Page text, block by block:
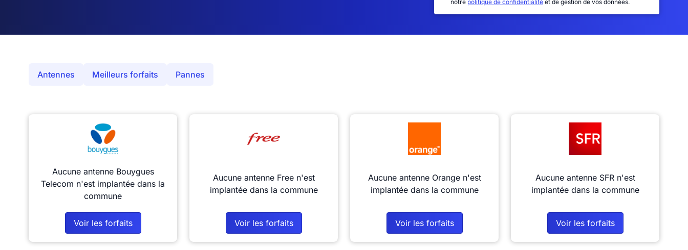
notre politique de confidentialité et de gestion de vos données.
Antennes Meilleurs forfaits Pannes
Aucune antenne Bouygues
Telecom n'est implantée dans la
commune
Voir les forfaits
Aucune antenne Free n'est
implantée dans la commune
Voir les forfaits
Aucune antenne Orange n'est
implantée dans la commune
Voir les forfaits
Aucune antenne SFR n'est
implantée dans la commune
Voir les forfaits